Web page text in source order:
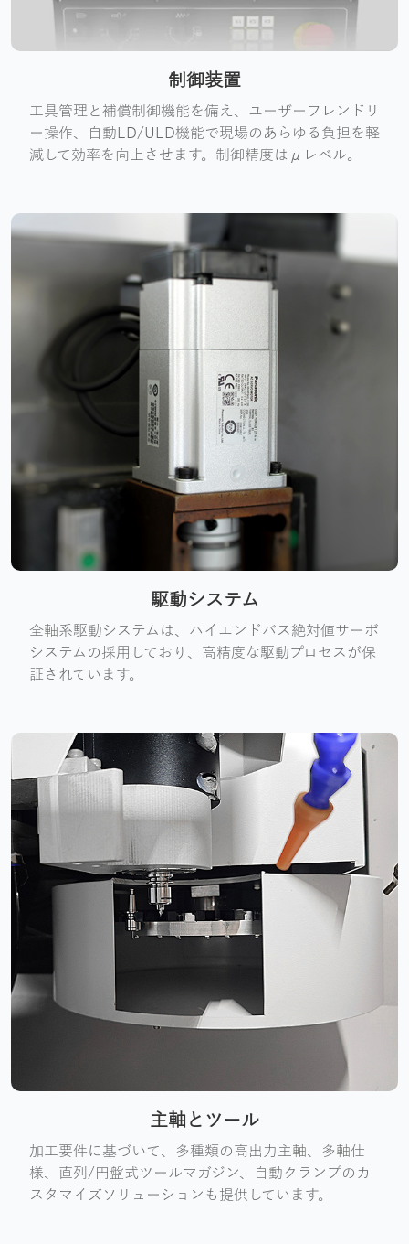
制御装置
工具管理と補償制御機能を備え、ユーザーフレンドリ
ー操作、自動LD/ULD機能で現場のあらゆる負担を軽
減して効率を向上させます。制御精度はμレベル。
駆動システム
全軸系駆動システムは、ハイエンドバス絶対値サーボ
システムの採用しており、高精度な駆動プロセスが保
証されています。
主軸とツール
加工要件に基づいて、多種類の高出力主軸、多軸仕
様、直列/円盤式ツールマガジン、自動クランプのカ
スタマイズソリューションも提供しています。